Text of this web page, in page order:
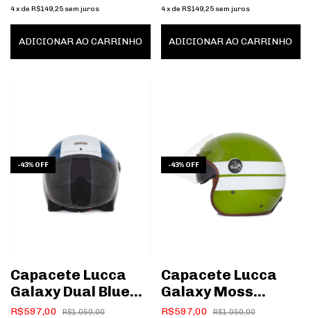
4x de R$149,25 sem juros
ADICIONAR AO CARRINHO
4 x de R$149,25 sem juros
ADICIONAR AO CARRINHO
-43% OFF
Capacete Lucca
Galaxy Dual Blue
White
R$597,00 R$1.050,00
-43% OFF
Capacete Lucca
Galaxy Moss
Green/White
R$597,00 R$1.050,00